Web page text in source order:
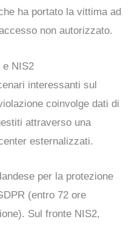
ha portato la vittima ad
non autorizzato.
e NIS2
interessanti sul
coinvolge dati di
attraverso una
esternalizzati.
per la protezione
(entro 72 ore
Sul fronte NIS2,